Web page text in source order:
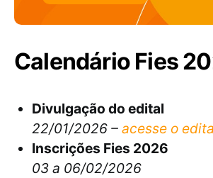
Calendário Fies
Divulgação do edital
22/01/2026 – acesse o
Inscrições Fies 2026
03 a 06/02/2026